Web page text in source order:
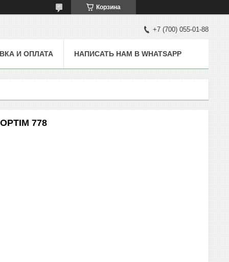
Корзина
+7 (700) 055-01-88
И ОПЛАТА НАПИСАТЬ НАМ В WHATSAPP
778